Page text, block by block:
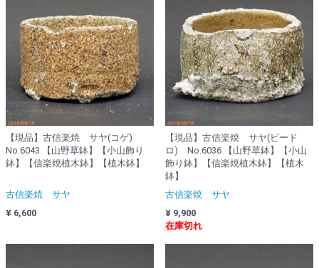
【現品】古信楽焼 サヤ(コゲ)
No.6043 【山野草鉢】【小山飾り
鉢】【信楽焼植木鉢】【植木鉢】
古信楽焼 サヤ
¥ 6,600
【現品】古信楽焼 サヤ(ビード
ロ) No.6036 【山野草鉢】【小山
飾り鉢】【信楽焼植木鉢】【植木
鉢】
古信楽焼 サヤ
¥ 9,900
在庫切れ